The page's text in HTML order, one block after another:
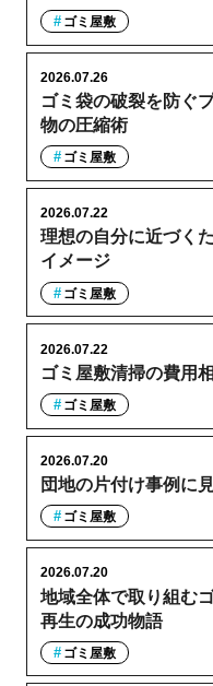
ゴミ屋敷
ゴミ袋の破裂を防ぐ
物の圧縮術
2026.07.26
ゴミ屋敷
理想の自分に近づく
イメージ
2026.07.22
ゴミ屋敷
ゴミ屋敷清掃の費用
2026.07.22
ゴミ屋敷
団地の片付け事例に
2026.07.20
ゴミ屋敷
地域全体で取り組む
再生の成功物語
2026.07.20
ゴミ屋敷